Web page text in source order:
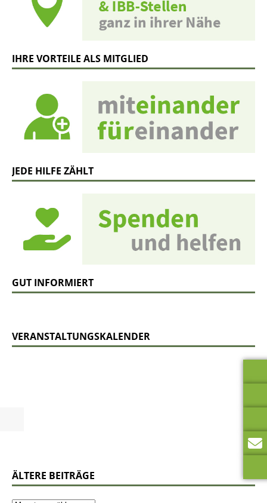
IHRE VORTEILE ALS MITGLIED
JEDE HILFE ZÄHLT
GUT INFORMIERT
VERANSTALTUNGSKALENDER
ÄLTERE BEITRÄGE